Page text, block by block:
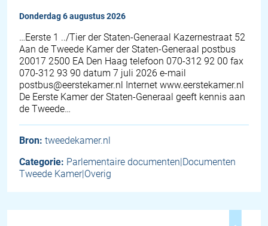
donderdag 6 augustus 2026
…Eerste 1 ../Tier der Staten-Generaal Kazernestraat 52
Aan de Tweede Kamer der Staten-Generaal postbus
20017 2500 EA Den Haag telefoon 070-312 92 00 fax
070-312 93 90 datum 7 juli 2026 e-mail
postbus@eerstekamer.nl Internet www.eerstekamer.nl
De Eerste Kamer der Staten-Generaal geeft kennis aan
de Tweede…
Bron: tweedekamer.nl
Categorie: Parlementaire documenten|Documenten
Tweede Kamer|Overig